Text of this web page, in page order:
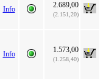
Info 2.689,00
(2.151,20)
Info 1.573,00
(1.258,40)